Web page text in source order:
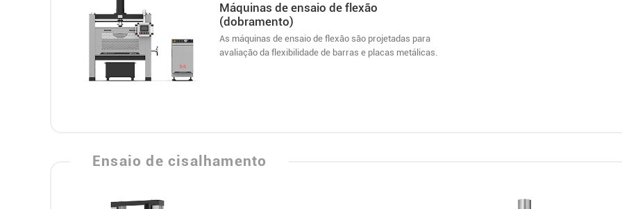
Máquinas de ensaio de flexão
(dobramento)
As máquinas de ensaio de flexão são projetadas para
avaliação da flexibilidade de barras e placas metálicas.
Ensaio de cisalhamento